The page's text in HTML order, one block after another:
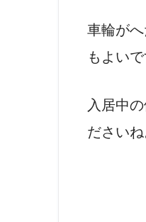
車輪が
もよい
入居中
ださいね